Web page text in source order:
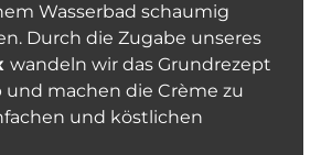
Wasserbad schaumig
Durch die Zugabe unseres
wandeln wir das Grundrezept
und machen die Crème zu
und köstlichen